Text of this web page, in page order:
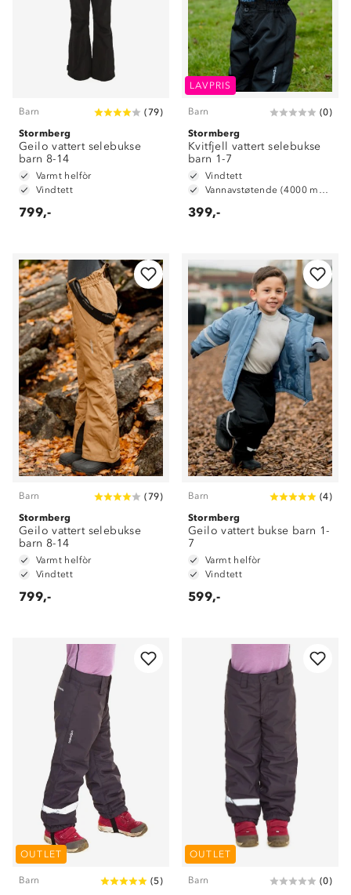
Barn (79)
Stormberg
Geilo vattert selebukse
barn 8-14
Varmt helfòr
Vindtett
799,-
LAVPRIS
Barn (0)
Stormberg
Kvitfjell vattert selebukse
barn 1-7
Vindtett
Vannavstøtende (4000 mm vannsøyle)
399,-
Barn (79)
Stormberg
Geilo vattert selebukse
barn 8-14
Varmt helfòr
Vindtett
799,-
Barn (4)
Stormberg
Geilo vattert bukse barn 1-
7
Varmt helfòr
Vindtett
599,-
OUTLET
Barn (5)
OUTLET
Barn (0)